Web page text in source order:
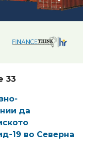
33
да
19 во Северна